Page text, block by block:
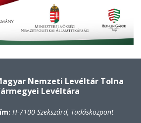
Nemzeti Levéltár Tolna
Levéltára
H-7100 Szekszárd, Tudásközpont